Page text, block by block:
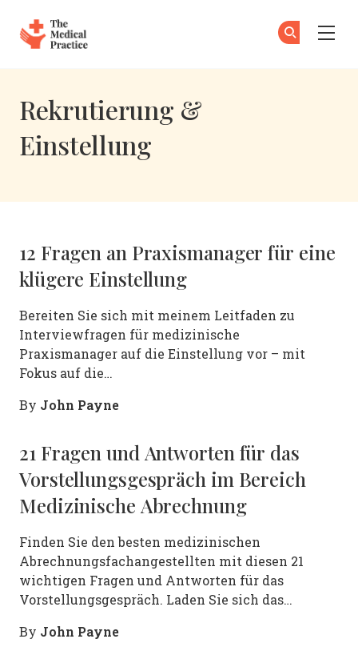
Rekrutierung &
Einstellung
12 Fragen an Praxismanager für eine
klügere Einstellung
Bereiten Sie sich mit meinem Leitfaden zu
Interviewfragen für medizinische
Praxismanager auf die Einstellung vor – mit
Fokus auf die…
By John Payne
21 Fragen und Antworten für das
Vorstellungsgespräch im Bereich
Medizinische Abrechnung
Finden Sie den besten medizinischen
Abrechnungsfachangestellten mit diesen 21
wichtigen Fragen und Antworten für das
Vorstellungsgespräch. Laden Sie sich das…
By John Payne